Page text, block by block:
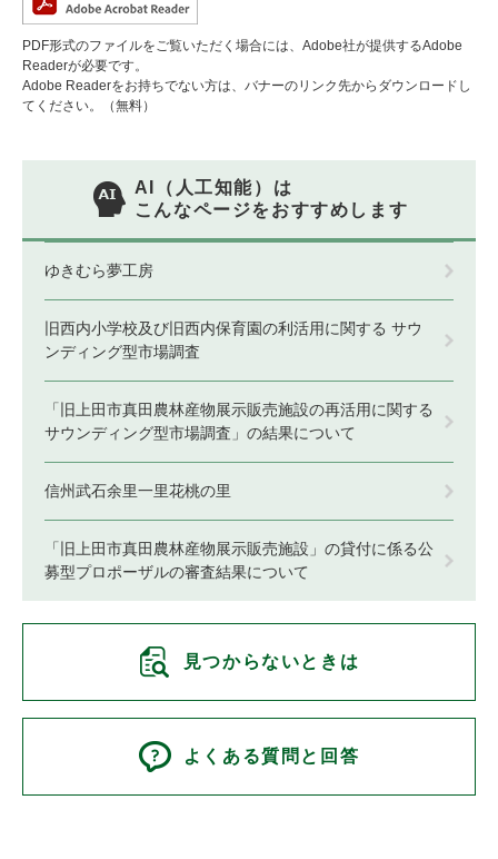
PDF形式のファイルをご覧いただく場合には、Adobe社が提供するAdobe
Readerが必要です。
Adobe Readerをお持ちでない方は、バナーのリンク先からダウンロードし
てください。（無料）
AI（人工知能）は
こんなページをおすすめします
ゆきむら夢工房
旧西内小学校及び旧西内保育園の利活用に関する サウ
ンディング型市場調査
「旧上田市真田農林産物展示販売施設の再活用に関する
サウンディング型市場調査」の結果について
信州武石余里一里花桃の里
「旧上田市真田農林産物展示販売施設」の貸付に係る公
募型プロポーザルの審査結果について
見つからないときは
よくある質問と回答